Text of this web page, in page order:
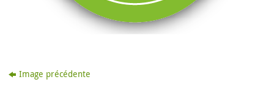
Image précédente